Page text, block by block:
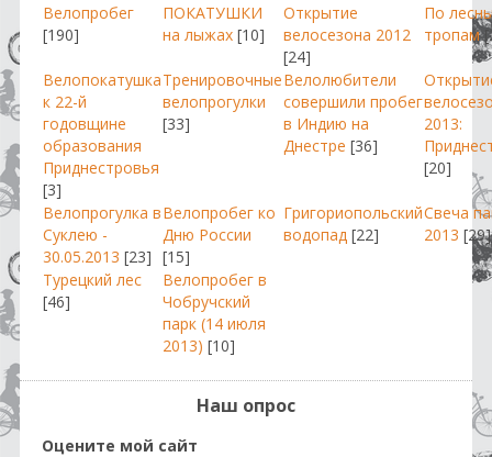
Велопробег
[190]
ПОКАТУШКИ
на лыжах [10]
Открытие
велосезона 2012
[24]
По
тропам
Велопокатушка
к 22-й
годовщине
образования
Приднестровья
[3]
Тренировочные
велопрогулки
[33]
Велолюбители
совершили пробег
в Индию на
Днестре [36]
2013:
[20]
Велопрогулка в
Суклею -
30.05.2013 [23]
Велопробег ко
Дню России
[15]
Григориопольский
водопад [22]
Свеча
2013 [29]
Турецкий лес
[46]
Велопробег в
Чобручский
парк (14 июля
2013) [10]
Наш опрос
Оцените мой сайт